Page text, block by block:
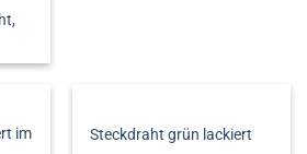
im
Steckdraht grün lackiert